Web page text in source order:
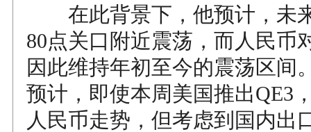
在此背景下，他预计，未
80点关口附近震荡，而人民币
因此维持年初至今的震荡区间
预计，即使本周美国推出QE3
人民币走势，但考虑到国内出